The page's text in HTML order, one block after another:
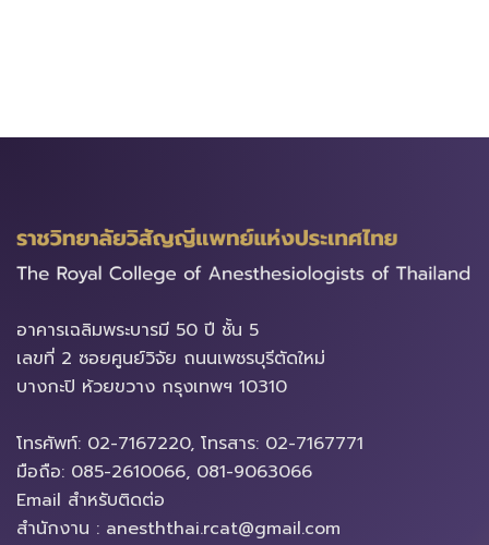
อาคารเฉลิมพระบารมี​ 50 ปี ชั้น 5
เลขที่ 2 ซอยศูนย์วิจัย ถนนเพชรบุรีตัดใหม่
บางกะปิ ห้วยขวาง ​กรุงเทพฯ 10310
โทรศัพท์: 02-7167220, โทรสาร: 02-7167771
มือถือ: 085-2610066, 081-9063066
Email สำหรับติดต่อ
สำนักงาน : anesththai.rcat@gmail.com